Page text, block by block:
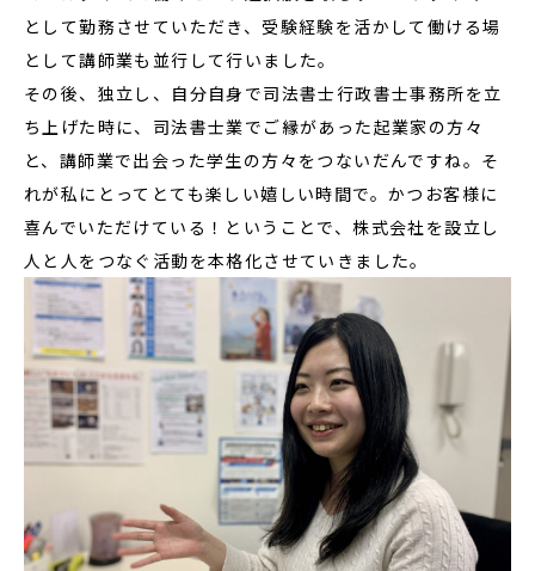
として勤務させていただき、受験経験を活かして働ける場
として講師業も並行して行いました。
その後、独立し、自分自身で司法書士行政書士事務所を立
ち上げた時に、司法書士業でご縁があった起業家の方々
と、講師業で出会った学生の方々をつないだんですね。そ
れが私にとってとても楽しい嬉しい時間で。かつお客様に
喜んでいただけている！ということで、株式会社を設立し
人と人をつなぐ活動を本格化させていきました。